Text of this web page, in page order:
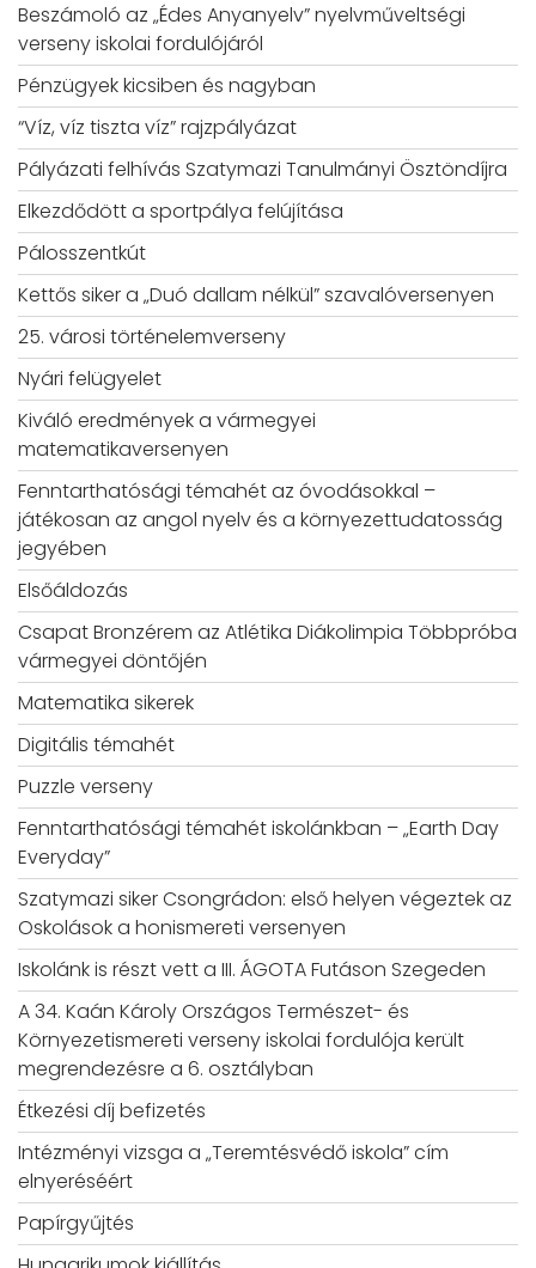
Beszámoló az „Édes Anyanyelv” nyelvműveltségi
verseny iskolai fordulójáról
Pénzügyek kicsiben és nagyban
“Víz, víz tiszta víz” rajzpályázat
Pályázati felhívás Szatymazi Tanulmányi Ösztöndíjra
Elkezdődött a sportpálya felújítása
Pálosszentkút
Kettős siker a „Duó dallam nélkül” szavalóversenyen
25. városi történelemverseny
Nyári felügyelet
Kiváló eredmények a vármegyei
matematikaversenyen
Fenntarthatósági témahét az óvodásokkal –
játékosan az angol nyelv és a környezettudatosság
jegyében
Elsőáldozás
Csapat Bronzérem az Atlétika Diákolimpia Többpróba
vármegyei döntőjén
Matematika sikerek
Digitális témahét
Puzzle verseny
Fenntarthatósági témahét iskolánkban – „Earth Day
Everyday”
Szatymazi siker Csongrádon: első helyen végeztek az
Oskolások a honismereti versenyen
Iskolánk is részt vett a III. ÁGOTA Futáson Szegeden
A 34. Kaán Károly Országos Természet- és
Környezetismereti verseny iskolai fordulója került
megrendezésre a 6. osztályban
Étkezési díj befizetés
Intézményi vizsga a „Teremtésvédő iskola” cím
elnyeréséért
Papírgyűjtés